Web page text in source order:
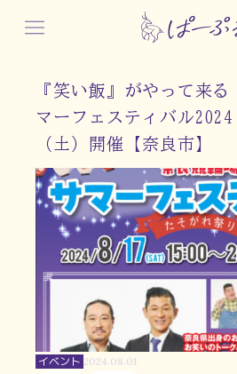
『笑い飯』がやって来
マーフェスティバル
（土）開催【奈良市】
イベント 2024.08.01